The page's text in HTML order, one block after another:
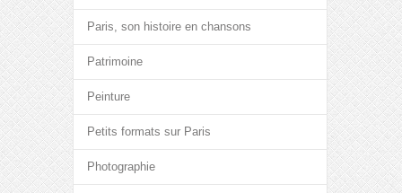
Paris, son histoire en chansons
Patrimoine
Peinture
Petits formats sur Paris
Photographie